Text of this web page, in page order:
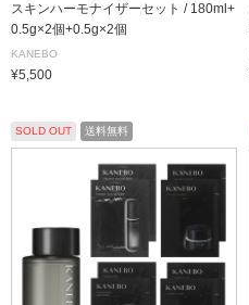
スキンハーモナイザーセット / 180ml+
0.5g×2個+0.5g×2個
KANEBO
¥5,500
SOLD OUT 送料無料